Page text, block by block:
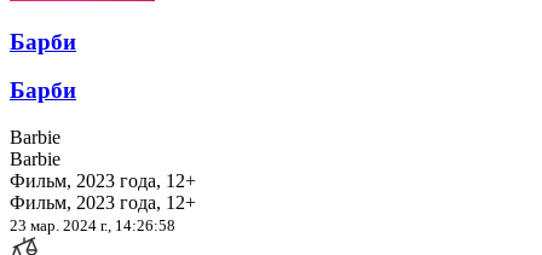
Барби
Барби
Barbie
Barbie
Фильм, 2023 года, 12+
Фильм, 2023 года, 12+
23 мар. 2024 г., 14:26:58